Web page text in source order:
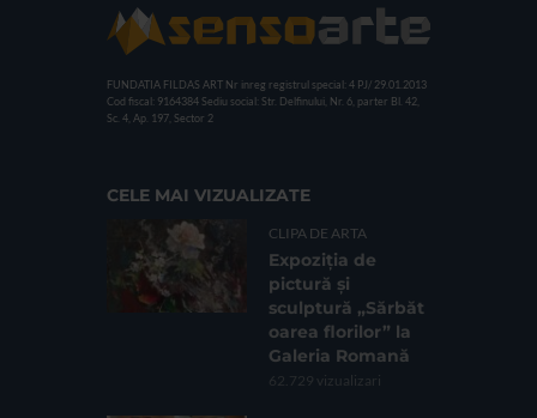
FUNDATIA FILDAS ART Nr inreg registrul special: 4 PJ/ 29.01.2013
Cod fiscal: 9164384 Sediu social: Str. Delfinului, Nr. 6, parter Bl. 42,
Sc. 4, Ap. 197, Sector 2
CELE MAI VIZUALIZATE
CLIPA DE ARTA
Expoziția de
pictură și
sculptură „Sărbăt
oarea florilor” la
Galeria Romană
62.729 vizualizari